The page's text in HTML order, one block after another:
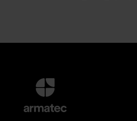
Ytterligare
information
och